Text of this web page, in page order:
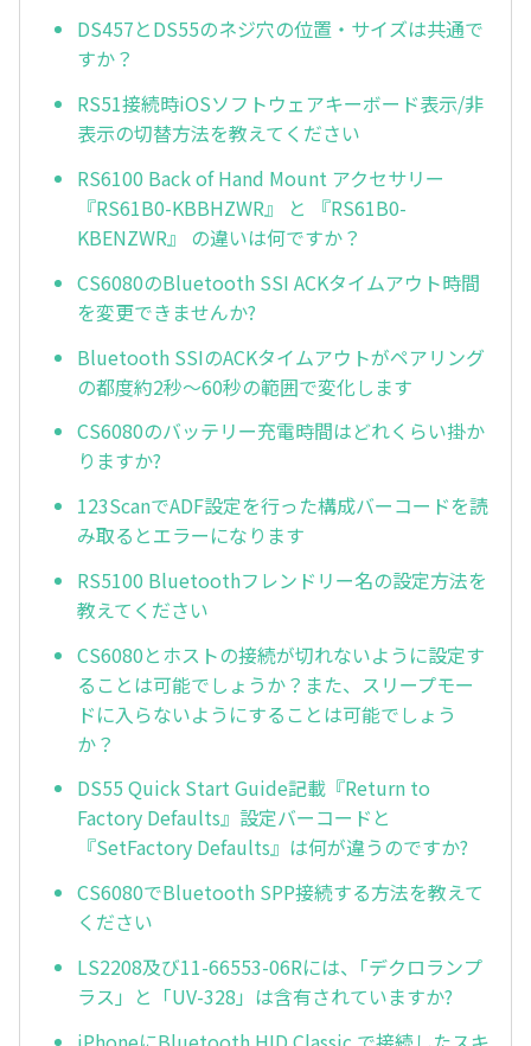
DS457とDS55のネジ穴の位置・サイズは共通で
すか？
RS51接続時iOSソフトウェアキーボード表示/非
表示の切替方法を教えてください
RS6100 Back of Hand Mount アクセサリー
『RS61B0-KBBHZWR』 と 『RS61B0-
KBENZWR』 の違いは何ですか？
CS6080のBluetooth SSI ACKタイムアウト時間
を変更できませんか?
Bluetooth SSIのACKタイムアウトがペアリング
の都度約2秒～60秒の範囲で変化します
CS6080のバッテリー充電時間はどれくらい掛か
りますか?
123ScanでADF設定を行った構成バーコードを読
み取るとエラーになります
RS5100 Bluetoothフレンドリー名の設定方法を
教えてください
CS6080とホストの接続が切れないように設定す
ることは可能でしょうか？また、スリープモー
ドに入らないようにすることは可能でしょう
か？
DS55 Quick Start Guide記載『Return to
Factory Defaults』設定バーコードと
『SetFactory Defaults』は何が違うのですか?
CS6080でBluetooth SPP接続する方法を教えて
ください
LS2208及び11-66553-06Rには、｢デクロランプ
ラス」と「UV-328」は含有されていますか?